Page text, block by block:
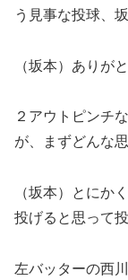
う見事な投球、
（坂本）ありが
２アウトピンチ
が、まずどんな
（坂本）とにか
投げると思って
左バッターの西